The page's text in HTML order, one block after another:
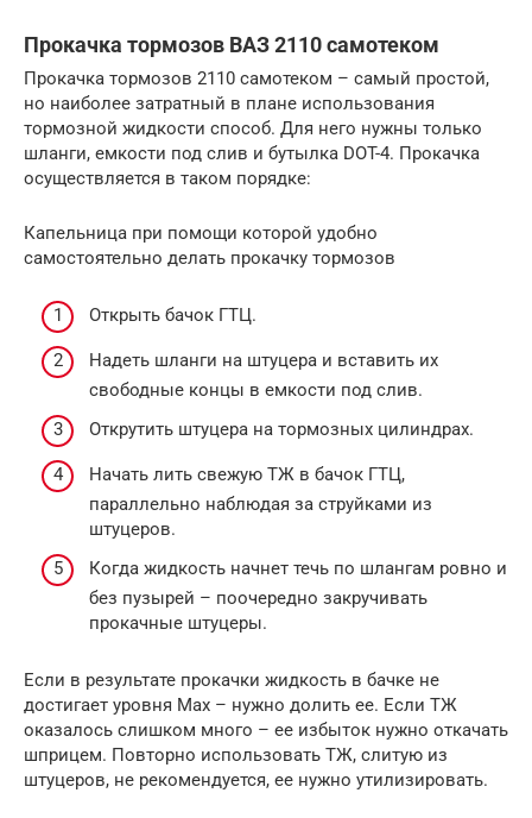
Прокачка тормозов ВАЗ 2110 самотеком
Прокачка тормозов 2110 самотеком – самый простой,
но наиболее затратный в плане использования
тормозной жидкости способ. Для него нужны только
шланги, емкости под слив и бутылка DOT-4. Прокачка
осуществляется в таком порядке:
Капельница при помощи которой удобно
самостоятельно делать прокачку тормозов
Открыть бачок ГТЦ.
Надеть шланги на штуцера и вставить их
свободные концы в емкости под слив.
Открутить штуцера на тормозных цилиндрах.
Начать лить свежую ТЖ в бачок ГТЦ,
параллельно наблюдая за струйками из
штуцеров.
Когда жидкость начнет течь по шлангам ровно и
без пузырей – поочередно закручивать
прокачные штуцеры.
Если в результате прокачки жидкость в бачке не
достигает уровня Max – нужно долить ее. Если ТЖ
оказалось слишком много – ее избыток нужно откачать
шприцем. Повторно использовать ТЖ, слитую из
штуцеров, не рекомендуется, ее нужно утилизировать.